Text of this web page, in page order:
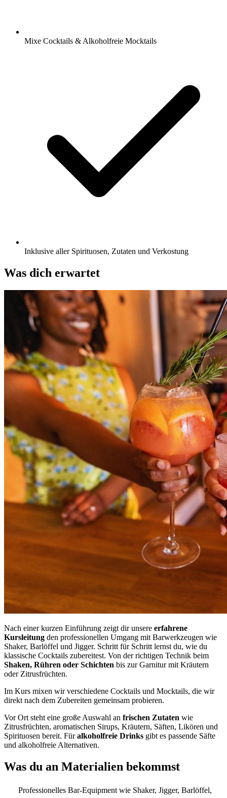
Mixe Cocktails & Alkoholfreie Mocktails
Inklusive aller Spirituosen, Zutaten und Verkostung
Was dich erwartet
Nach einer kurzen Einführung zeigt dir unsere erfahrene
Kursleitung den professionellen Umgang mit Barwerkzeugen wie
Shaker, Barlöffel und Jigger. Schritt für Schritt lernst du, wie du
klassische Cocktails zubereitest. Von der richtigen Technik beim
Shaken, Rühren oder Schichten bis zur Garnitur mit Kräutern
oder Zitrusfrüchten.
Im Kurs mixen wir verschiedene Cocktails und Mocktails, die wir
direkt nach dem Zubereiten gemeinsam probieren.
Vor Ort steht eine große Auswahl an frischen Zutaten wie
Zitrusfrüchten, aromatischen Sirups, Kräutern, Säften, Likören und
Spirituosen bereit. Füralkoholfreie Drinks gibt es passende Säfte
und alkoholfreie Alternativen.
Was du an Materialien bekommst
Professionelles Bar-Equipment wie Shaker, Jigger, Barlöffel,